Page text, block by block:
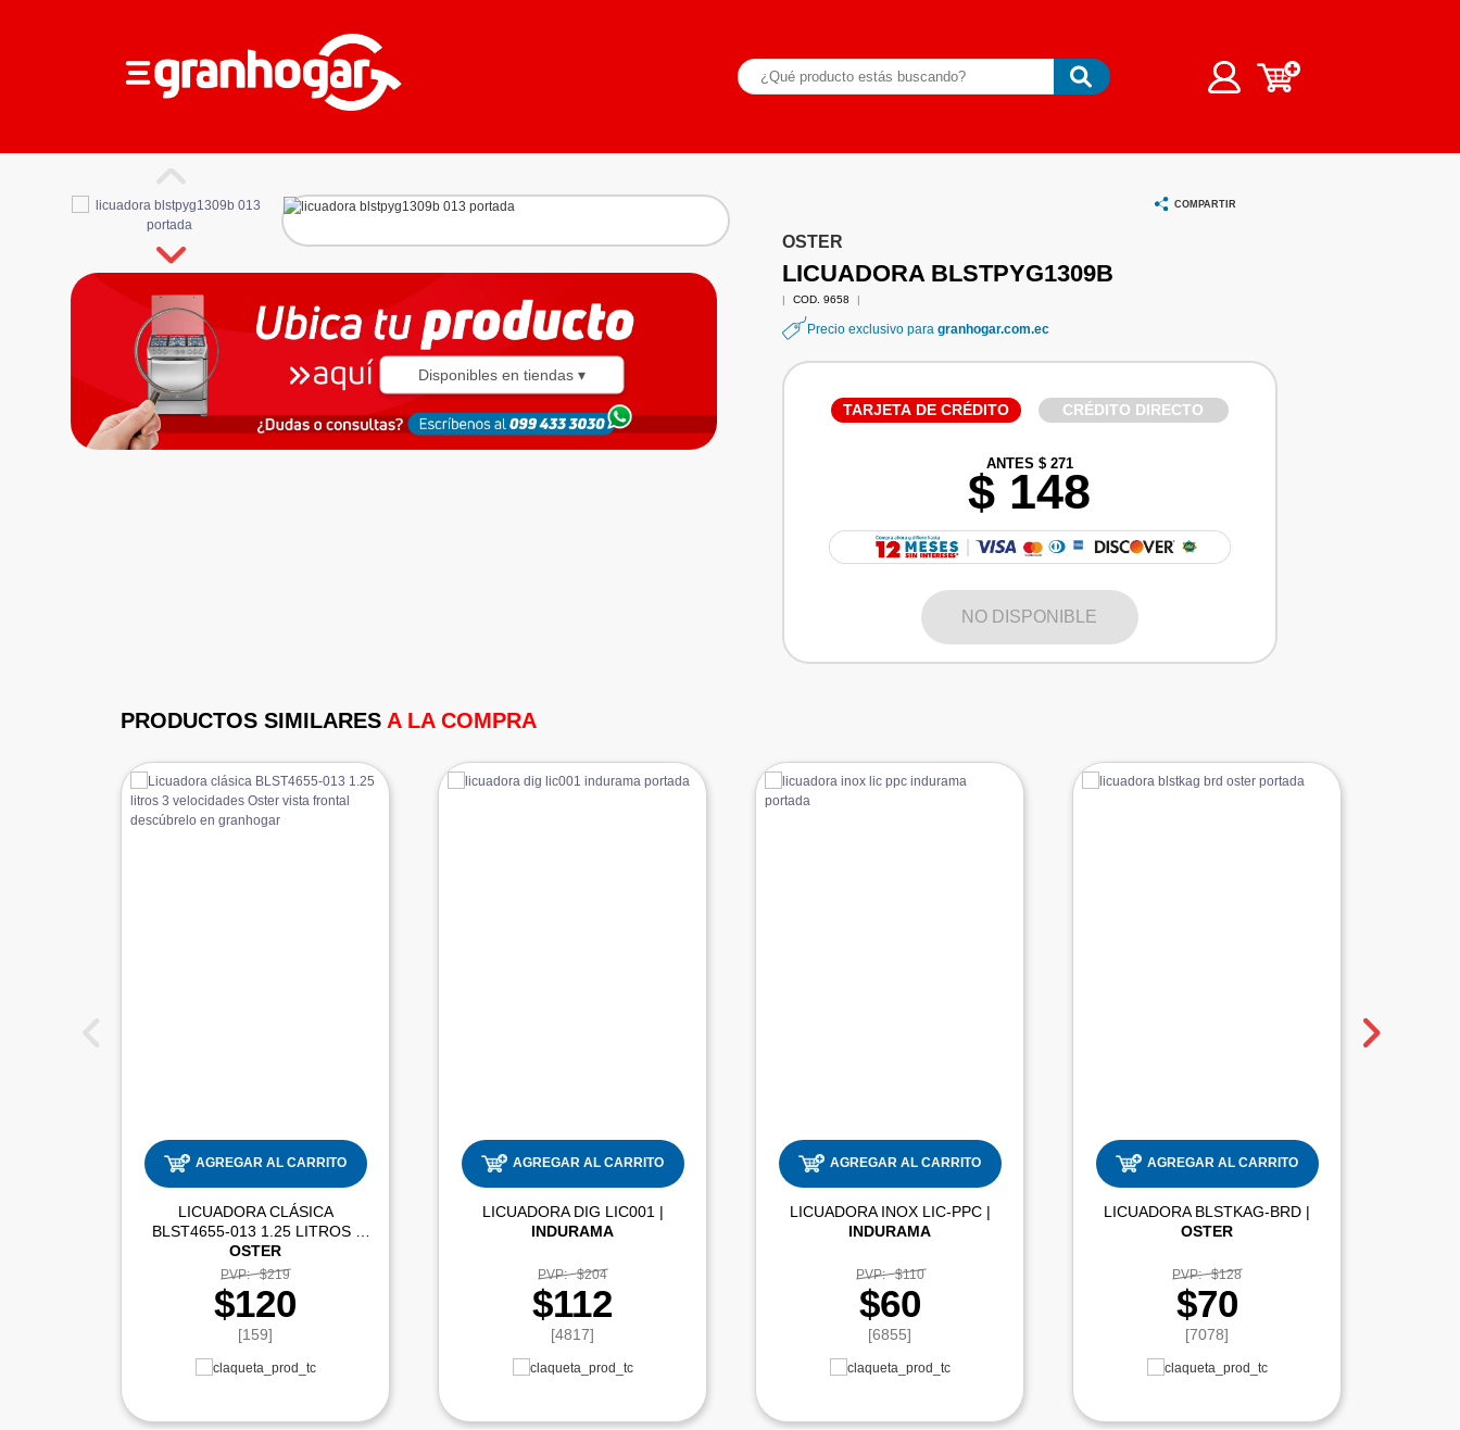
Disponibles en tiendas ▾
COMPARTIR
OSTER
LICUADORA BLSTPYG1309B
| COD. 9658 |
Precio exclusivo para granhogar.com.ec
TARJETA DE CRÉDITO CRÉDITO DIRECTO
ANTES $ 271
$ 148
NO DISPONIBLE
PRODUCTOS SIMILARES A LA COMPRA
AGREGAR AL CARRITO
LICUADORA CLÁSICA
OSTER
PVP: $219
$120
[159]
AGREGAR AL CARRITO
LICUADORA DIG LIC001 |
INDURAMA
PVP: $204
$112
[4817]
AGREGAR AL CARRITO
LICUADORA INOX LIC-PPC |
INDURAMA
PVP: $110
$60
[6855]
AGREGAR AL CARRITO
LICUADORA BLSTKAG-BRD |
OSTER
PVP: $128
$70
[7078]